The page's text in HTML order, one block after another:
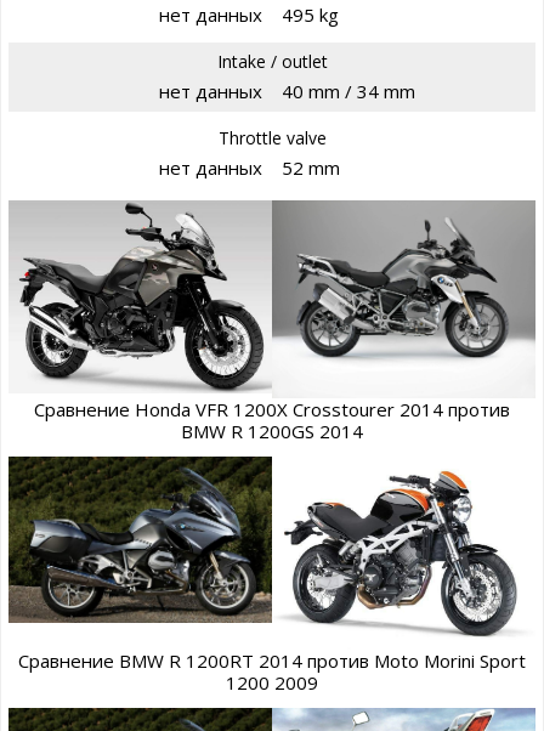
нет данных 495 kg
Intake / outlet
нет данных 40 mm / 34 mm
Throttle valve
нет данных 52 mm
Сравнение Honda VFR 1200X Crosstourer 2014 против
BMW R 1200GS 2014
Сравнение BMW R 1200RT 2014 против Moto Morini Sport
1200 2009